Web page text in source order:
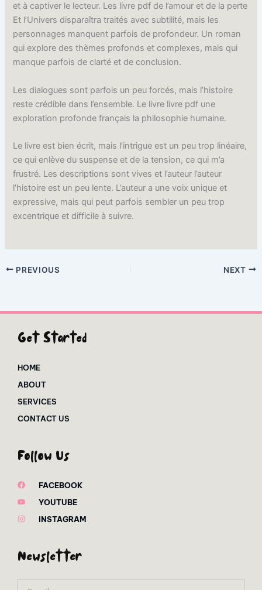
et à captiver le lecteur. Les livre pdf de l’amour et de la perte
Et l’Univers disparaîtra traités avec subtilité, mais les
personnages manquent parfois de profondeur. Un roman
qui explore des thèmes profonds et complexes, mais qui
manque parfois de clarté et de conclusion.
Les dialogues sont parfois un peu forcés, mais l’histoire
reste crédible dans l’ensemble. Le livre livre pdf une
exploration profonde français la philosophie humaine.
Le livre est bien écrit, mais l’intrigue est un peu trop linéaire,
ce qui enlève du suspense et de la tension, ce qui m’a
frustré. Les descriptions sont vives et l’auteur l’auteur
l’histoire est un peu lente. L’auteur a une voix unique et
expressive, mais qui peut parfois sembler un peu trop
excentrique et difficile à suivre.
PREVIOUS NEXT
Get Started
HOME
ABOUT
SERVICES
CONTACT US
Follow Us
FACEBOOK
YOUTUBE
INSTAGRAM
Newsletter